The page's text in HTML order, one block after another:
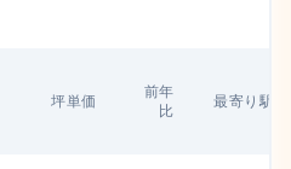
坪単価
前年
比
最寄り駅